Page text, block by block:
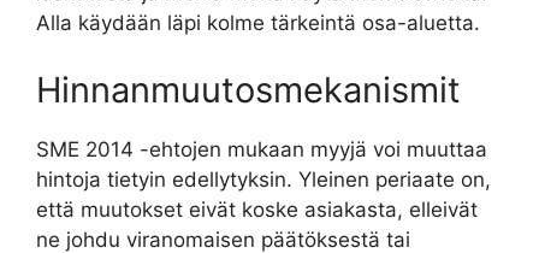
Alla käydään läpi kolme tärkeintä osa-aluetta.
Hinnanmuutosmekanismit
SME 2014 -ehtojen mukaan myyjä voi muuttaa
hintoja tietyin edellytyksin. Yleinen periaate on,
että muutokset eivät koske asiakasta, elleivät
ne johdu viranomaisen päätöksestä tai